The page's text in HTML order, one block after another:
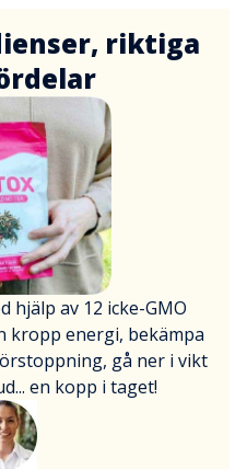
riktiga
hjälp av 12 icke-GMO
kropp energi, bekämpa
gå ner i vikt
en kopp i taget!